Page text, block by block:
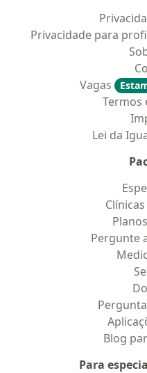
Privacidade para
Vagas
Termos
Lei da
Pergunte
Blog
Para